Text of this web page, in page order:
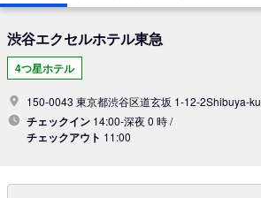
渋谷エクセルホテル東急
4つ星ホテル
150-0043 東京都渋谷区道玄坂 1-12-2Shibuya-ku
チェックイン 14:00-深夜 0 時 /
チェックアウト 11:00